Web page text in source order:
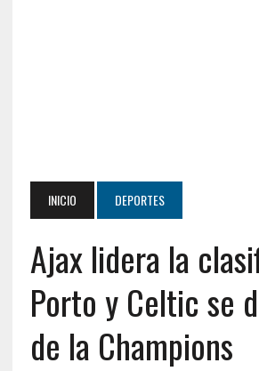
INICIO DEPORTES
Ajax lidera la
Porto y Celtic se
de la Champions